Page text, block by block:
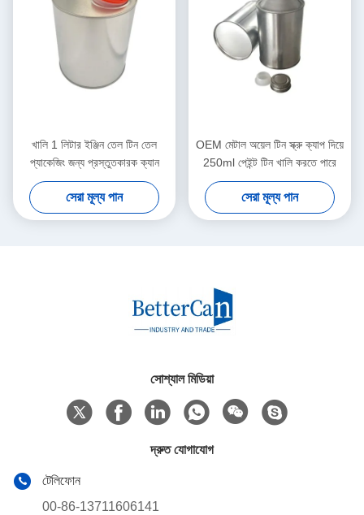
খালি 1 লিটার ইঞ্জিন তেল টিন তেল
প্যাকেজিং জন্য প্রস্তুতকারক ক্যান
সেরা মূল্য পান
OEM মেটাল অয়েল টিন স্ক্রু ক্যাপ দিয়ে
250ml পেইন্ট টিন খালি করতে পারে
সেরা মূল্য পান
সোশ্যাল মিডিয়া
দ্রুত যোগাযোগ
টেলিফোন
00-86-13711606141